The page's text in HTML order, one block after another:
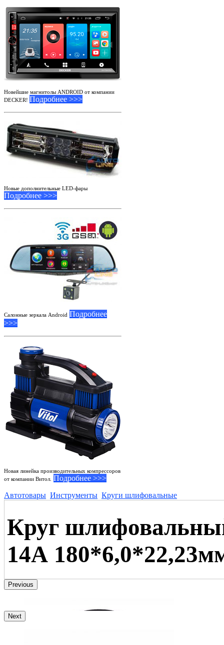
Новейшие магнитолы ANDROID от компании
DECKER! Подробнее >>>
Новые дополнительные LED-фары
Подробнее >>>
Салонные зеркала Android Подробнее
>>>
Новая линейка производительных компрессоров
от компании Витол.
Подробнее >>>
Автотовары Инструменты Круги шлифовальные
Круг
14А